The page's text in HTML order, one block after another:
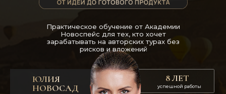
8 ЛЕТ
успешной работы
ЮЛИЯ
НОВОСАД
Практическое обучение от Академии
Новоспейс для тех, кто хочет
зарабатывать на авторских турах без
рисков и вложений